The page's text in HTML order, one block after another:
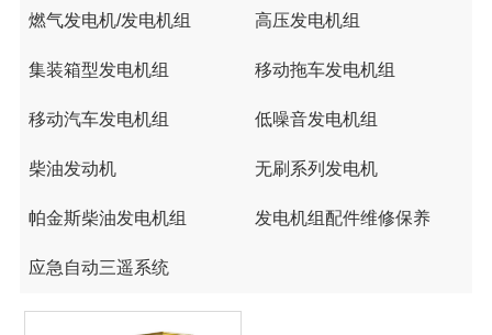
燃气发电机/发电机组 高压发电机组
集装箱型发电机组 移动拖车发电机组
移动汽车发电机组 低噪音发电机组
柴油发动机 无刷系列发电机
帕金斯柴油发电机组 发电机组配件维修保养
应急自动三遥系统